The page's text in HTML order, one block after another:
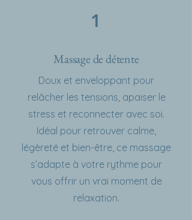
1
Massage de détente
Doux et enveloppant pour
relâcher les tensions, apaiser le
stress et reconnecter avec soi.
Idéal pour retrouver calme,
légèreté et bien-être, ce massage
s’adapte à votre rythme pour
vous offrir un vrai moment de
relaxation.